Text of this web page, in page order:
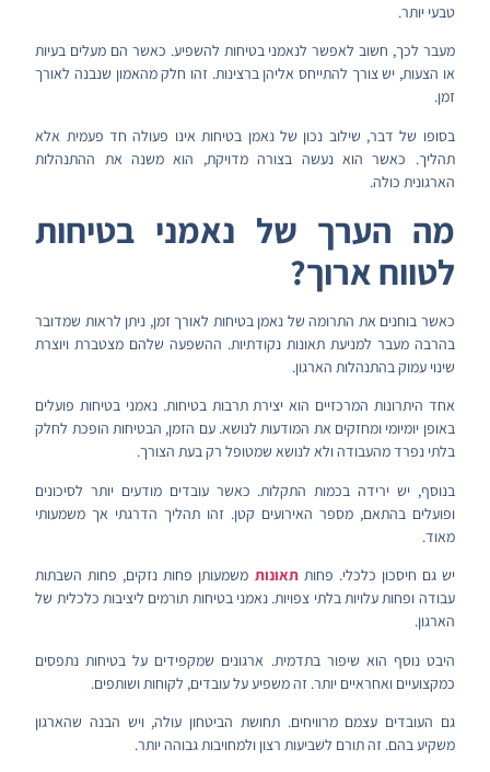
טבעי יותר.
מעבר לכך, חשוב לאפשר לנאמני בטיחות להשפיע. כאשר הם מעלים בעיות
או הצעות, יש צורך להתייחס אליהן ברצינות. זהו חלק מהאמון שנבנה לאורך
זמן.
בסופו של דבר, שילוב נכון של נאמן בטיחות אינו פעולה חד פעמית אלא
תהליך. כאשר הוא נעשה בצורה מדויקת, הוא משנה את ההתנהלות
הארגונית כולה.
מה הערך של נאמני בטיחות
לטווח ארוך?
כאשר בוחנים את התרומה של נאמן בטיחות לאורך זמן, ניתן לראות שמדובר
בהרבה מעבר למניעת תאונות נקודתיות. ההשפעה שלהם מצטברת ויוצרת
שינוי עמוק בהתנהלות הארגון.
אחד היתרונות המרכזיים הוא יצירת תרבות בטיחות. נאמני בטיחות פועלים
באופן יומיומי ומחזקים את המודעות לנושא. עם הזמן, הבטיחות הופכת לחלק
בלתי נפרד מהעבודה ולא לנושא שמטופל רק בעת הצורך.
בנוסף, יש ירידה בכמות התקלות. כאשר עובדים מודעים יותר לסיכונים
ופועלים בהתאם, מספר האירועים קטן. זהו תהליך הדרגתי אך משמעותי
מאוד.
יש גם חיסכון כלכלי. פחותתאונות משמעותן פחות נזקים, פחות השבתות
עבודה ופחות עלויות בלתי צפויות. נאמני בטיחות תורמים ליציבות כלכלית של
הארגון.
היבט נוסף הוא שיפור בתדמית. ארגונים שמקפידים על בטיחות נתפסים
כמקצועיים ואחראיים יותר. זה משפיע על עובדים, לקוחות ושותפים.
גם העובדים עצמם מרוויחים. תחושת הביטחון עולה, ויש הבנה שהארגון
משקיע בהם. זה תורם לשביעות רצון ולמחויבות גבוהה יותר.